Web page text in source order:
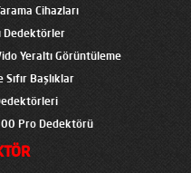
Cihazları
Dedektörler
Yeraltı Görüntüleme
Sıfır Başlıklar
Pro Dedektörü